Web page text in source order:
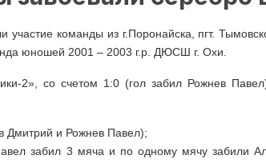
участие команды из г.Поронайска, пгт.
юношей 2001 – 2003 г.р. ДЮСШ г. Охи.
​2», со счетом 1:0 (гол забил Рожнев
Дмитрий и Рожнев Павел);
забил 3 мяча и по одному мячу забили